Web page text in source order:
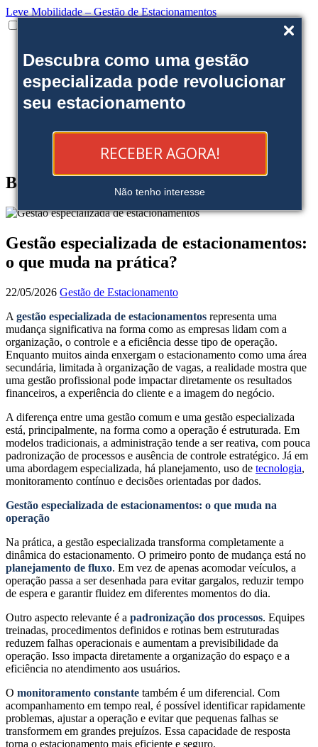
Descubra como uma gestão
especializada pode revolucionar
seu estacionamento
RECEBER AGORA!
Não tenho interesse
Leve Mobilidade – Gestão de Estacionamentos
Onde estamos
Nossas soluções
Clientes
Fale Conosco
Reserve sua Vaga
Blog
Gestão especializada de estacionamentos:
o que muda na prática?
22/05/2026 Gestão de Estacionamento
A gestão especializada de estacionamentos representa uma
mudança significativa na forma como as empresas lidam com a
organização, o controle e a eficiência desse tipo de operação.
Enquanto muitos ainda enxergam o estacionamento como uma área
secundária, limitada à organização de vagas, a realidade mostra que
uma gestão profissional pode impactar diretamente os resultados
financeiros, a experiência do cliente e a imagem do negócio.
A diferença entre uma gestão comum e uma gestão especializada
está, principalmente, na forma como a operação é estruturada. Em
modelos tradicionais, a administração tende a ser reativa, com pouca
padronização de processos e ausência de controle estratégico. Já em
uma abordagem especializada, há planejamento, uso de tecnologia,
monitoramento contínuo e decisões orientadas por dados.
Gestão especializada de estacionamentos: o que muda na
operação
Na prática, a gestão especializada transforma completamente a
dinâmica do estacionamento. O primeiro ponto de mudança está no
planejamento de fluxo. Em vez de apenas acomodar veículos, a
operação passa a ser desenhada para evitar gargalos, reduzir tempo
de espera e garantir fluidez em diferentes momentos do dia.
Outro aspecto relevante é a padronização dos processos. Equipes
treinadas, procedimentos definidos e rotinas bem estruturadas
reduzem falhas operacionais e aumentam a previsibilidade da
operação. Isso impacta diretamente a organização do espaço e a
eficiência no atendimento aos usuários.
O monitoramento constante também é um diferencial. Com
acompanhamento em tempo real, é possível identificar rapidamente
problemas, ajustar a operação e evitar que pequenas falhas se
transformem em grandes prejuízos. Essa capacidade de resposta
torna o estacionamento mais eficiente e seguro.